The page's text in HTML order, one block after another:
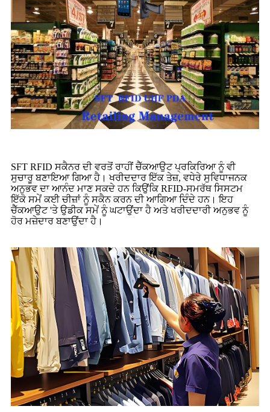
SFT RFID ਸਕੈਨਰ ਦੀ ਵਰਤੋਂ ਰਾਹੀਂ ਚੈੱਕਆਉਟ ਪ੍ਰਕਿਰਿਆ ਨੂੰ ਵੀ
ਸੁਚਾਰੂ ਬਣਾਇਆ ਗਿਆ ਹੈ। ਖਰੀਦਦਾਰ ਇੱਕ ਤੇਜ਼, ਵਧੇਰੇ ਸੁਵਿਧਾਜਨਕ
ਅਨੁਭਵ ਦਾ ਆਨੰਦ ਮਾਣ ਸਕਦੇ ਹਨ ਕਿਉਂਕਿ RFID-ਸਮਰੱਥ ਸਿਸਟਮ
ਇੱਕੋ ਸਮੇਂ ਕਈ ਚੀਜ਼ਾਂ ਨੂੰ ਸਕੈਨ ਕਰਨ ਦੀ ਆਗਿਆ ਦਿੰਦੇ ਹਨ। ਇਹ
ਚੈੱਕਆਉਟ 'ਤੇ ਉਡੀਕ ਸਮੇਂ ਨੂੰ ਘਟਾਉਂਦਾ ਹੈ ਅਤੇ ਖਰੀਦਦਾਰੀ ਅਨੁਭਵ ਨੂੰ
ਹੋਰ ਮਜ਼ੇਦਾਰ ਬਣਾਉਂਦਾ ਹੈ।